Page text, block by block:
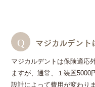
マジカルデント
マジカルデントは保険適応
ますが、通常、１装置5000
設計によって費用が変わり